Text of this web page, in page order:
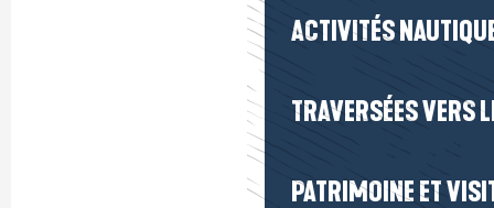
ACTIVITÉS
TRAVERSÉES VERS
PATRIMOINE ET